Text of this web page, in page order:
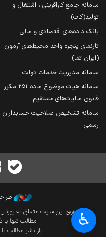
سامانه جامع کارآفرینی ، اشتغال و
تولید(کات)
بانک داده‌های اقتصادی و مالی
تارنمای پنجره واحد محیط‌های آزمون
(ایران تما)
سامانه مدیریت خدمات دولت
سامانه هیات موضوع ماده 251 مکرر
قانون مالیات‌های مستقیم
سامانه تشخیص صلاحیت حسابداران
رسمی
تمام حقوق این سایت متعلق به پورتال
مطالب تنها
باز نشر مطالب
♿︎